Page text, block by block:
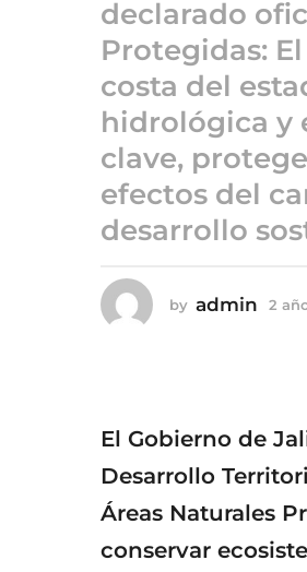
a
o
s
a
g
o
declarado
Protegidas:
costa del
hidrológica y
clave,
efectos del
desarrollo
by admin 2
El Gobierno de
Desarrollo
Áreas Naturales
conservar